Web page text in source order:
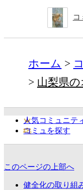
コ
ホーム
山梨県
人気コミュニテ
コミュを探す
このページの上部へ
健全化の取り組